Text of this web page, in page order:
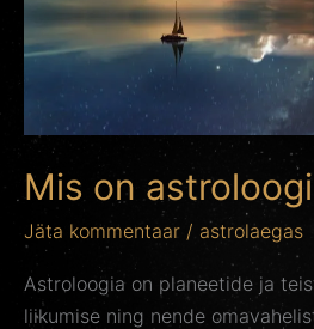
Mis on
Jäta kommentaar / astrolaegas
Astroloogia on planeetide ja
liikumise ning nende